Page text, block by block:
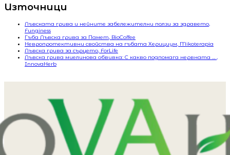
Източници
Лъвската грива и нейните забележителни ползи за здравето,
Funginess
Гъба Лъвска грива за Памет, BioCoffee
Невропротективни свойства на гъбата Херициум, Mikoterapia
Лъвска грива за сърцето, ForLife
Лъвска грива миелинова обвивка: С какво подпомага нервната … ,
InnovaHerb